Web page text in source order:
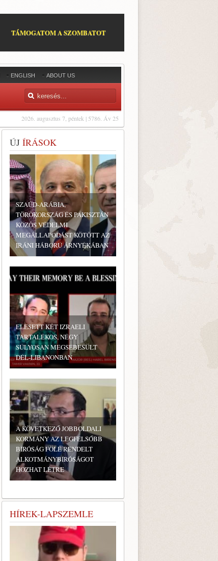
TÁMOGATOM A SZOMBATOT
ENGLISH ABOUT US
2026. augusztus 7, péntek | 5786. Áv 25
ÚJ ÍRÁSOK
SZAÚD-ARÁBIA,
TÖRÖKORSZÁG ÉS PAKISZTÁN
KÖZÖS VÉDELMI
MEGÁLLAPODÁST KÖTÖTT AZ
IRÁNI HÁBORÚ ÁRNYÉKÁBAN
ELESETT KÉT IZRAELI
TARTALÉKOS, NÉGY
SÚLYOSAN MEGSEBESÜLT
DÉL-LIBANONBAN
A KÖVETKEZŐ JOBBOLDALI
KORMÁNY AZ LEGFELSŐBB
BÍRÓSÁG FÖLÉ RENDELT
ALKOTMÁNYBÍRÓSÁGOT
HOZHAT LÉTRE
HÍREK-LAPSZEMLE